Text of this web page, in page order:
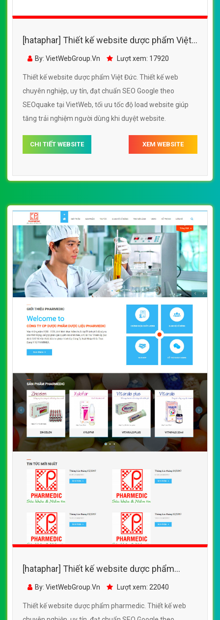
[hataphar] Thiết kế website dược phẩm Việt
Đức đẹp, chuyên nghiệp chuẩn SEO
By: VietWebGroup.Vn Lượt xem: 17920
Thiết kế website dược phẩm Việt Đức. Thiết kế web
chuyên nghiệp, uy tín, đạt chuẩn SEO Google theo
SEOquake tại VietWeb, tối ưu tốc độ load website giúp
tăng trải nghiệm người dùng khi duyệt website.
CHI TIẾT WEBSITE XEM WEBSITE
[hataphar] Thiết kế website dược phẩm
pharmedic đẹp, chuyên nghiệp chuẩn SEO
By: VietWebGroup.Vn Lượt xem: 22040
Thiết kế website dược phẩm pharmedic. Thiết kế web